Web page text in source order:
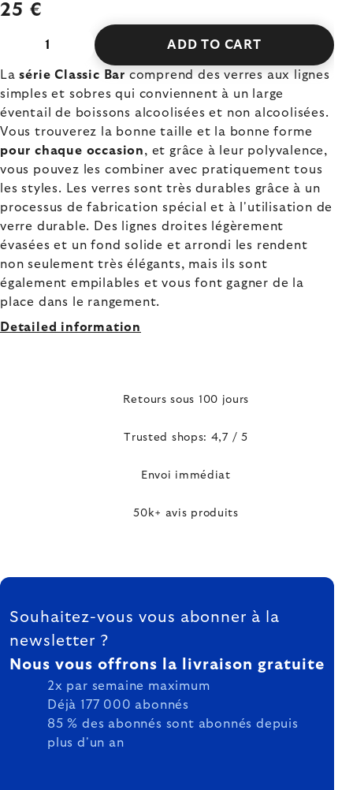
25 €
ADD TO CART
Lasérie Classic Bar comprend des verres aux lignes
simples et sobres qui conviennent à un large
éventail de boissons alcoolisées et non alcoolisées.
Vous trouverez la bonne taille et la bonne forme
pour chaque occasion, et grâce à leur polyvalence,
vous pouvez les combiner avec pratiquement tous
les styles. Les verres sont très durables grâce à un
processus de fabrication spécial et à l'utilisation de
verre durable. Des lignes droites légèrement
évasées et un fond solide et arrondi les rendent
non seulement très élégants, mais ils sont
également empilables et vous font gagner de la
place dans le rangement.
Detailed information
Retours sous 100 jours
Trusted shops: 4,7 / 5
Envoi immédiat
50k+ avis produits
FOOTER
Souhaitez-vous vous abonner à la
newsletter ?
Nous vous offrons la livraison gratuite
2x par semaine maximum
Déjà 177 000 abonnés
85 % des abonnés sont abonnés depuis
plus d'un an